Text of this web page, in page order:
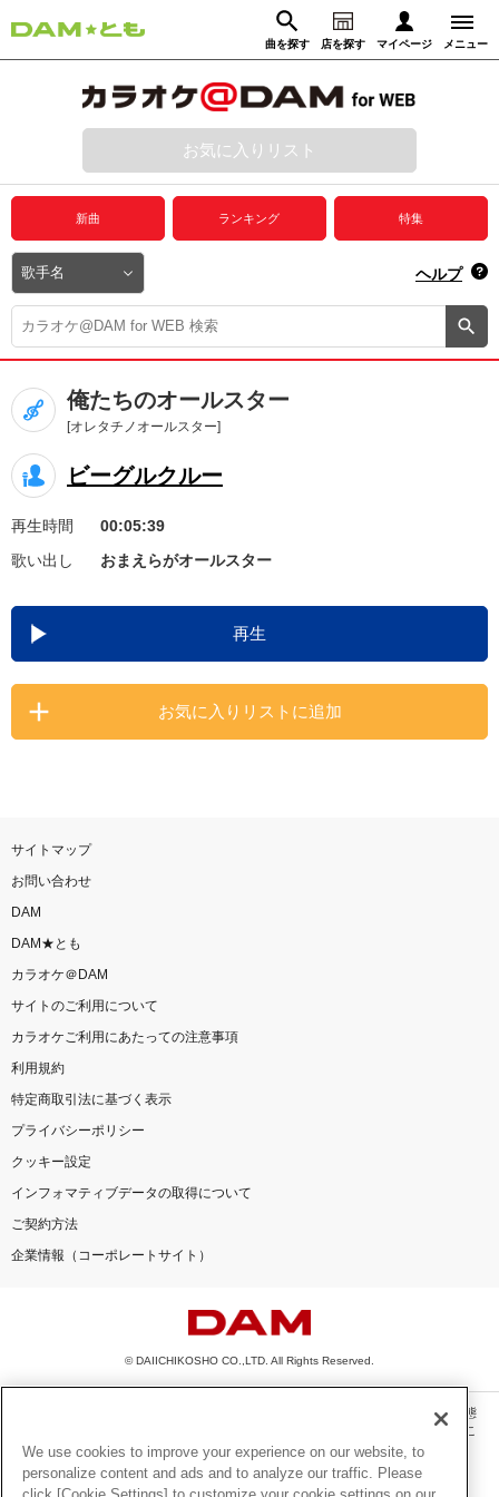
曲を探す 店を探す マイページ メニュー
動画からさがす 録音からさがす
ログイン
プレミアムサービス
DAM★とも動画
DAM★とも録音
カラオケ＠DAM
ユーザー検索
キャンペーン
お知らせ よくあるご質問
DAMの新曲・ランキングなど
カラオケ最新情報をチェック！
お気に入りリスト
新曲 ランキング 特集
ヘルプ
俺たちのオールスター
[オレタチノオールスター]
ビーグルクルー
再生時間
00:05:39
歌い出し
おまえらがオールスター
再生
お気に入りリストに追加
サイトマップ
お問い合わせ
DAM
DAM★とも
カラオケ＠DAM
サイトのご利用について
カラオケご利用にあたっての注意事項
利用規約
特定商取引法に基づく表示
プライバシーポリシー
クッキー設定
インフォマティブデータの取得について
ご契約方法
企業情報（コーポレートサイト）
© DAIICHIKOSHO CO.,LTD. All Rights Reserved.
このサイトに掲載されている一切の文章・画像・写真・動画・音声等を、手段や形態
を問わず、著作権法の定める範囲を超えて無断で複製、転載、ファイル化などするこ
とを禁じます。
楽曲及びコンテンツは、機種によりご利用いただけない場合があります。
We use cookies to improve your experience on our website, to
personalize content and ads and to analyze our traffic. Please